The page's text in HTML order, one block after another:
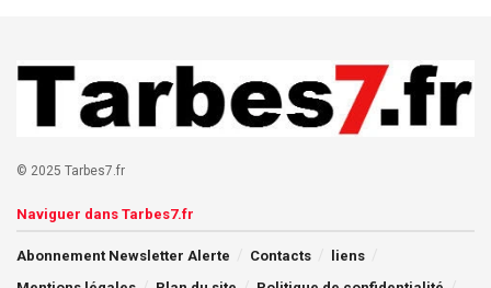
© 2025 Tarbes7.fr
Naviguer dans Tarbes7.fr
Abonnement Newsletter Alerte Contacts
liens